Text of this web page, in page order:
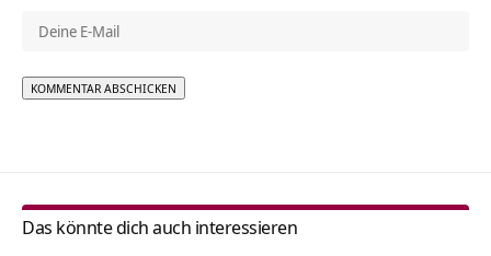
Das könnte dich auch interessieren